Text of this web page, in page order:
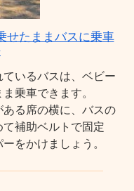
せたままバスに乗車
いるバスは、ベビー
乗車できます。
る席の横に、バスの
補助ベルトで固定
をかけましょう。